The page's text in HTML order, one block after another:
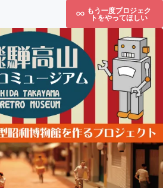
もう一度プロジェク
トをやってほしい